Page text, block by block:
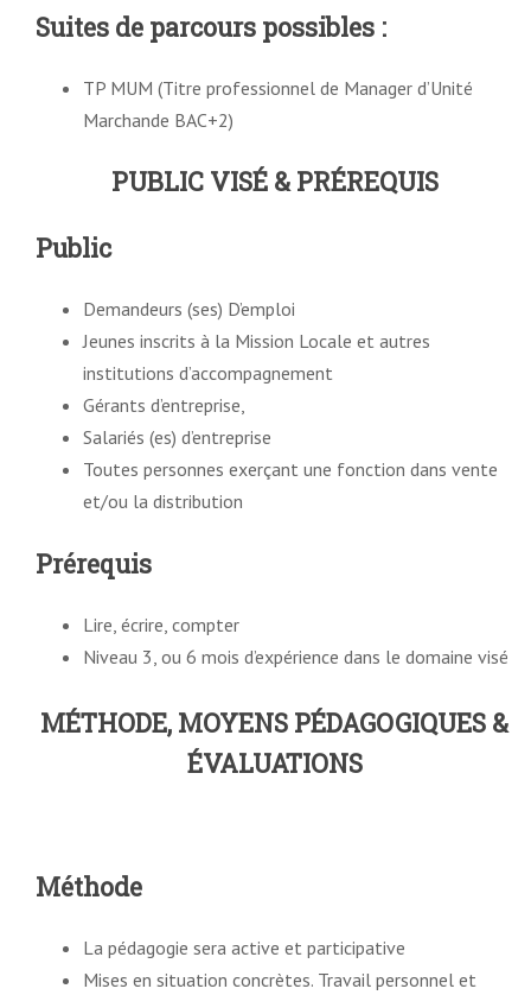
Suites de parcours possibles:
TP MUM (Titre professionnel de Manager d’Unité
Marchande BAC+2)
PUBLIC VISÉ & PRÉREQUIS
Public
Demandeurs (ses) D’emploi
Jeunes inscrits à la Mission Locale et autres
institutions d’accompagnement
Gérants d’entreprise,
Salariés (es) d’entreprise
Toutes personnes exerçant une fonction dans vente
et/ou la distribution
Prérequis
Lire, écrire, compter
Niveau 3, ou 6 mois d’expérience dans le domaine visé
MÉTHODE, MOYENS PÉDAGOGIQUES &
ÉVALUATIONS
Méthode
La pédagogie sera active et participative
Mises en situation concrètes. Travail personnel et